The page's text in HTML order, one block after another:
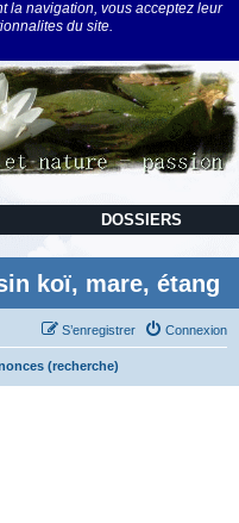
la navigation, vous acceptez leur
du site.
DOSSIERS
koï, mare, étang
Connexion
S’enregistrer
(recherche)